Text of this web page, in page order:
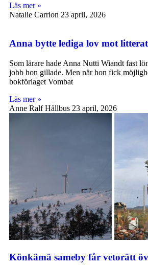
Läs mer »
Natalie Carrion 23 april, 2026
Anna bytte lediga lov mot
Som lärare hade Anna Nutti Wiandt fast
jobb hon gillade. Men när hon fick
bokförlaget Vombat
Läs mer »
Anne Ralf Hållbus 23 april, 2026
Könkämä sameby får vetorätt